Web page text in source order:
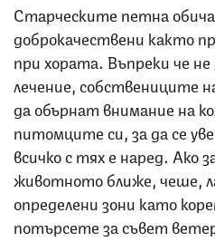
Старческите петна
доброкачествени както
при хората. Въпреки че
лечение, собствениците
да обърнат внимание на
питомците си, за да се
всичко с тях е наред. Ако
животното ближе, чеше,
определени зони като
потърсете за съвет